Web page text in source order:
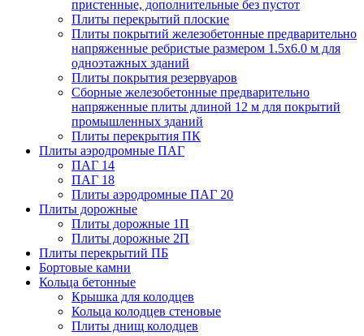
пристенные, дополнительные без пустот
Плиты перекрытий плоские
Плиты покрытий железобетонные предварительно
напряженные ребристые размером 1.5х6.0 м для
одноэтажных зданий
Плиты покрытия резервуаров
Сборные железобетонные предварительно
напряженные плиты длиной 12 м для покрытий
промышленных зданий
Плиты перекрытия ПК
Плиты аэродромные ПАГ
ПАГ 14
ПАГ 18
Плиты аэродромные ПАГ 20
Плиты дорожные
Плиты дорожные 1П
Плиты дорожные 2П
Плиты перекрытий ПБ
Бортовые камни
Кольца бетонные
Крышка для колодцев
Кольца колодцев стеновые
Плиты днищ колодцев